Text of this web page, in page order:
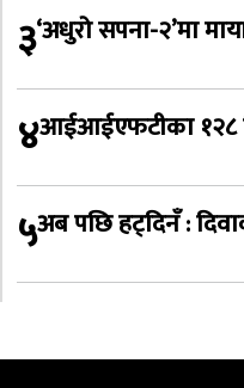
३‘अधुरो सपना-२’मा
४आईआईएफटीका १२८
५अब पछि हट्दिनँ :